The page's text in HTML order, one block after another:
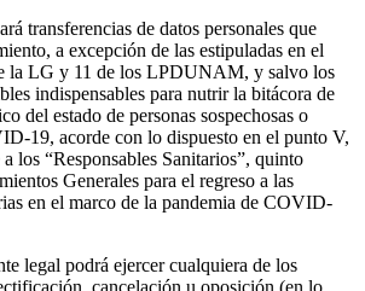
transferencias de datos personales que
a excepción de las estipuladas en el
la LG y 11 de los LPDUNAM, y salvo los
indispensables para nutrir la bitácora de
del estado de personas sospechosas o
19, acorde con lo dispuesto en el punto V,
los “Responsables Sanitarios”, quinto
Generales para el regreso a las
en el marco de la pandemia de COVID-
legal podrá ejercer cualquiera de los